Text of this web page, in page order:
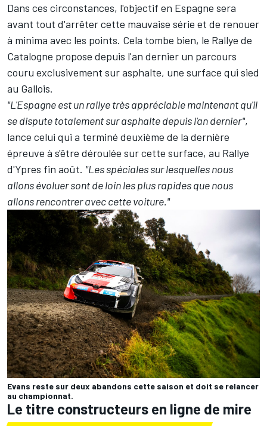
Dans ces circonstances, l'objectif en Espagne sera
avant tout d'arrêter cette mauvaise série et de renouer
à minima avec les points. Cela tombe bien, le Rallye de
Catalogne propose depuis l'an dernier un parcours
couru exclusivement sur asphalte, une surface qui sied
au Gallois.
"L'Espagne est un rallye très appréciable maintenant qu'il
se dispute totalement sur asphalte depuis l'an dernier",
lance celui qui a terminé deuxième de la dernière
épreuve à s'être déroulée sur cette surface, au Rallye
d'Ypres fin août. "Les spéciales sur lesquelles nous
allons évoluer sont de loin les plus rapides que nous
allons rencontrer avec cette voiture."
Evans reste sur deux abandons cette saison et doit se relancer
au championnat.
Le titre constructeurs en ligne de mire